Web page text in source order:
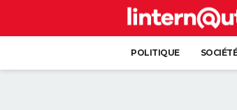
POLITIQUE SOCIÉTÉ